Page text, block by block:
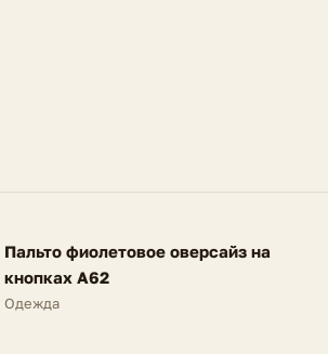
SALE
FV
Пальто фиолетовое оверсайз на
кнопках A62
Одежда